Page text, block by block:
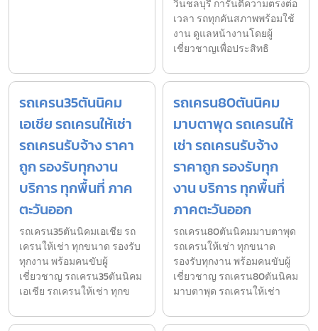
วินชลบุรี การันตีความตรงต่อ
เวลา รถทุกคันสภาพพร้อมใช้
งาน ดูแลหน้างานโดยผู้
เชี่ยวชาญเพื่อประสิทธิ
รถเครน35ตันนิคม
เอเชีย รถเครนให้เช่า
รถเครนรับจ้าง ราคา
ถูก รองรับทุกงาน
บริการ ทุกพื้นที่ ภาค
ตะวันออก
รถเครน35ตันนิคมเอเชีย รถ
เครนให้เช่า ทุกขนาด รองรับ
ทุกงาน พร้อมคนขับผู้
เชี่ยวชาญ รถเครน35ตันนิคม
เอเชีย รถเครนให้เช่า ทุกข
รถเครน80ตันนิคม
มาบตาพุด รถเครนให้
เช่า รถเครนรับจ้าง
ราคาถูก รองรับทุก
งาน บริการ ทุกพื้นที่
ภาคตะวันออก
รถเครน80ตันนิคมมาบตาพุด
รถเครนให้เช่า ทุกขนาด
รองรับทุกงาน พร้อมคนขับผู้
เชี่ยวชาญ รถเครน80ตันนิคม
มาบตาพุด รถเครนให้เช่า